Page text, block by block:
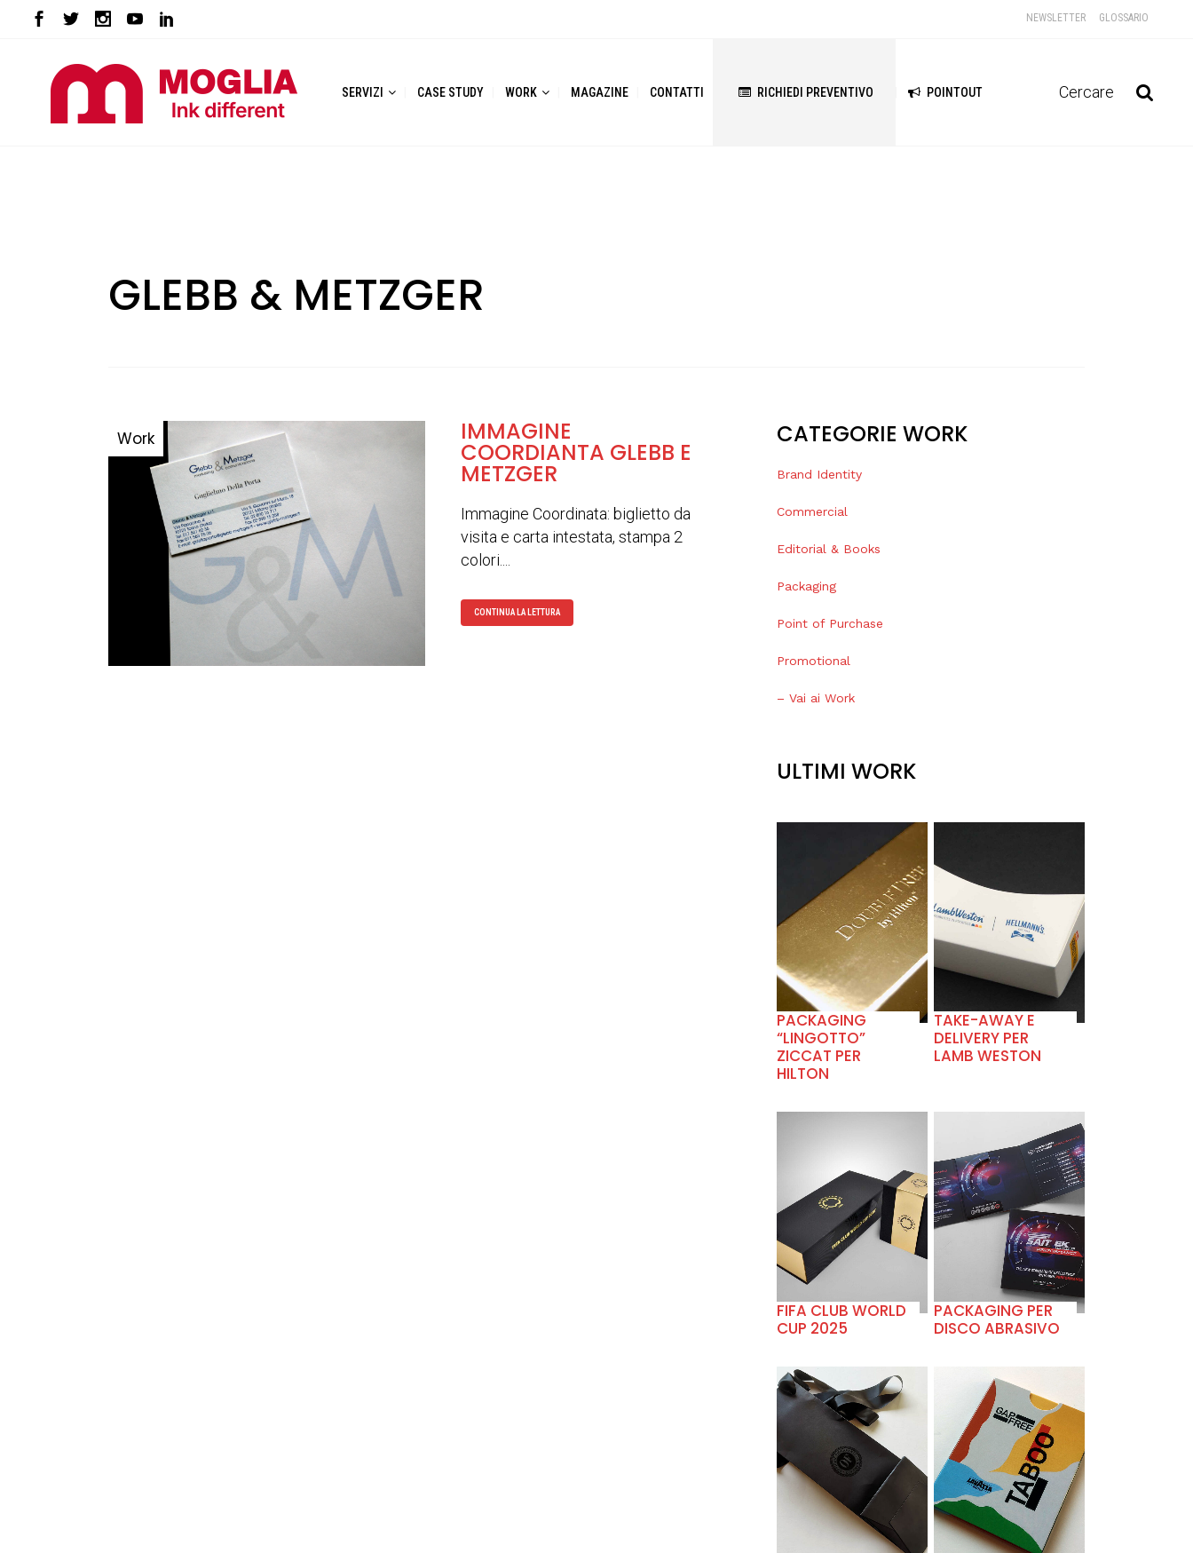
NEWSLETTER GLOSSARIO
Cercare
SERVIZI CASE STUDY WORK MAGAZINE CONTATTI RICHIEDI PREVENTIVO POINTOUT
GLEBB & METZGER
IMMAGINE
COORDIANTA GLEBB E
METZGER
Immagine Coordinata: biglietto da
visita e carta intestata, stampa 2
colori....
CONTINUA LA LETTURA
CATEGORIE WORK
Brand Identity
Commercial
Editorial & Books
Packaging
Point of Purchase
Promotional
– Vai ai Work
ULTIMI WORK
PACKAGING
“LINGOTTO”
ZICCAT PER
HILTON
+
TAKE-AWAY E
DELIVERY PER
LAMB WESTON
FIFA CLUB WORLD
CUP 2025
+
PACKAGING PER
DISCO ABRASIVO
+